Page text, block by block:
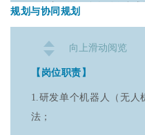
能模块的编写与测试；
发调试的项目经历；
7.具备良好的问题分析和
开发中的各种技术难题；
8.对新技术和新工具有持
3.负责下游任务如路径规
imu、里程计、相机）融合
5.协助优化提升已有建图
【岗位要求】
1.本科及以上学历，控制
规划与协同规划
向上滑动阅览
【岗位职责】
1.研发单个机器人（无
法；